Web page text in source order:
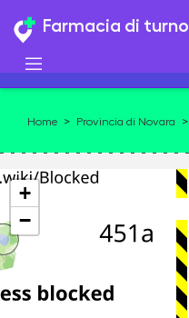
Farmacia di turno
Home > Provincia di Novara >
+
−